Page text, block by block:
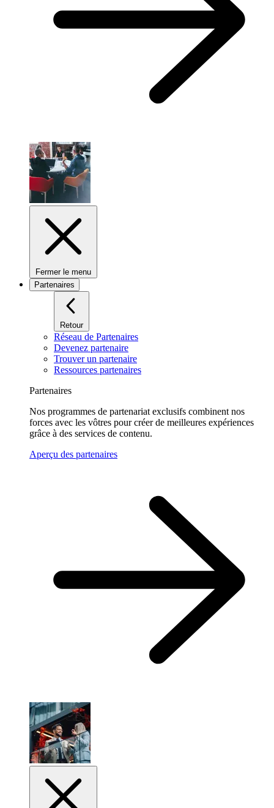
Fermer le menu
Partenaires
Retour
Réseau de Partenaires
Devenez partenaire
Trouver un partenaire
Ressources partenaires
Partenaires
Nos programmes de partenariat exclusifs combinent nos
forces avec les vôtres pour créer de meilleures expériences
grâce à des services de contenu.
Aperçu des partenaires